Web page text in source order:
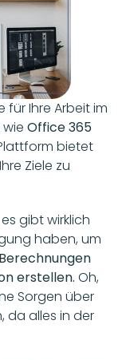
für Ihre Arbeit im
Office 365
bietet
Ziele zu
gibt wirklich
haben, um
erstellen. Oh,
Sorgen über
da alles in der